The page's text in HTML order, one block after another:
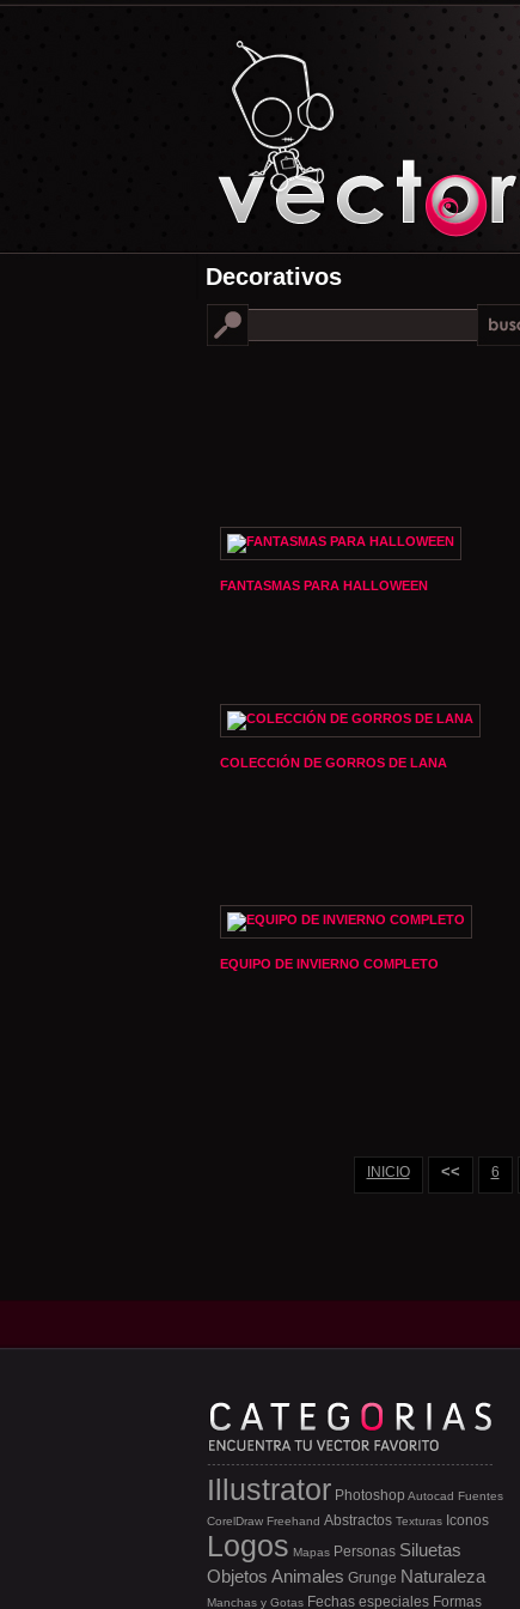
Decorativos
FANTASMAS PARA HALLOWEEN
COLECCIÓN DE GORROS DE LANA
EQUIPO DE INVIERNO COMPLETO
INICIO << 6
Illustrator Photoshop Autocad Fuentes
CorelDraw Freehand Abstractos Texturas Iconos
Logos Mapas Personas Siluetas
Objetos Animales Grunge Naturaleza
Manchas y Gotas Fechas especiales Formas